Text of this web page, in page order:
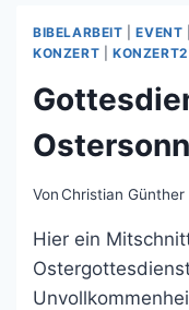
TEIL
5:
BIBELARBEIT |EVENT
KONZERT
KONZERT2
VonChristian Günther
Hier ein